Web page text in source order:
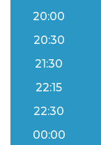
20:00
20:30
21:30
22:15
22:30
00:00